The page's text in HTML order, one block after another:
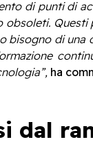
di punti di
bisogno di
ha
dal